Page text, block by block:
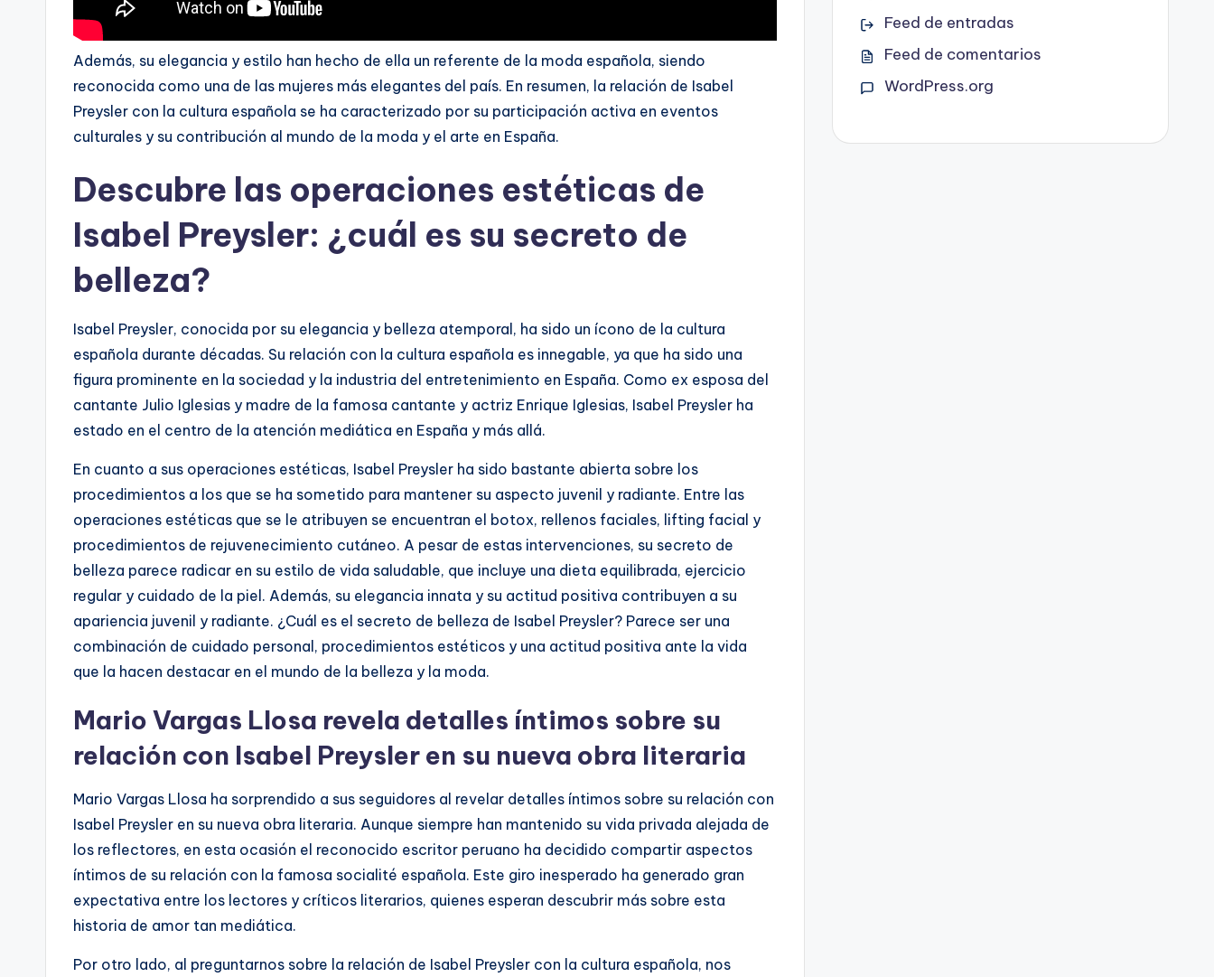
Además, su elegancia y estilo han hecho de ella un referente de la moda española, siendo
reconocida como una de las mujeres más elegantes del país. En resumen, la relación de Isabel
Preysler con la cultura española se ha caracterizado por su participación activa en eventos
culturales y su contribución al mundo de la moda y el arte en España.
Descubre las operaciones estéticas de
Isabel Preysler: ¿cuál es su secreto de
belleza?
Isabel Preysler, conocida por su elegancia y belleza atemporal, ha sido un ícono de la cultura
española durante décadas. Su relación con la cultura española es innegable, ya que ha sido una
figura prominente en la sociedad y la industria del entretenimiento en España. Como ex esposa del
cantante Julio Iglesias y madre de la famosa cantante y actriz Enrique Iglesias, Isabel Preysler ha
estado en el centro de la atención mediática en España y más allá.
En cuanto a sus operaciones estéticas, Isabel Preysler ha sido bastante abierta sobre los
procedimientos a los que se ha sometido para mantener su aspecto juvenil y radiante. Entre las
operaciones estéticas que se le atribuyen se encuentran el botox, rellenos faciales, lifting facial y
procedimientos de rejuvenecimiento cutáneo. A pesar de estas intervenciones, su secreto de
belleza parece radicar en su estilo de vida saludable, que incluye una dieta equilibrada, ejercicio
regular y cuidado de la piel. Además, su elegancia innata y su actitud positiva contribuyen a su
apariencia juvenil y radiante. ¿Cuál es el secreto de belleza de Isabel Preysler? Parece ser una
combinación de cuidado personal, procedimientos estéticos y una actitud positiva ante la vida
que la hacen destacar en el mundo de la belleza y la moda.
Mario Vargas Llosa revela detalles íntimos sobre su
relación con Isabel Preysler en su nueva obra literaria
Mario Vargas Llosa ha sorprendido a sus seguidores al revelar detalles íntimos sobre su relación con
Isabel Preysler en su nueva obra literaria. Aunque siempre han mantenido su vida privada alejada de
los reflectores, en esta ocasión el reconocido escritor peruano ha decidido compartir aspectos
íntimos de su relación con la famosa socialité española. Este giro inesperado ha generado gran
expectativa entre los lectores y críticos literarios, quienes esperan descubrir más sobre esta
historia de amor tan mediática.
Por otro lado, al preguntarnos sobre la relación de Isabel Preysler con la cultura española, nos
Feed de entradas
Feed de comentarios
WordPress.org